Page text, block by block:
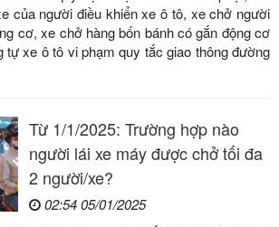
của người điều khiển xe ô tô, xe chở người
cơ, xe chở hàng bốn bánh có gắn động cơ
tự xe ô tô vi phạm quy tắc giao thông đường
Từ 1/1/2025: Trường hợp nào
người lái xe máy được chở tối đa
2 người/xe?
02:54 05/01/2025